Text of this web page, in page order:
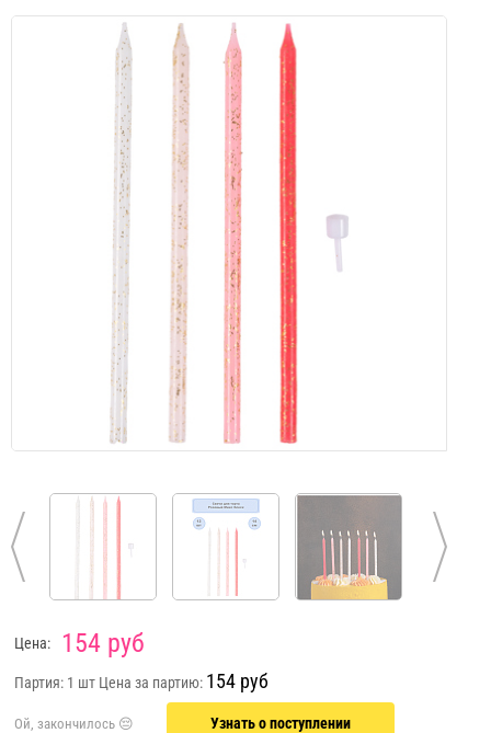
Цена: 154 руб
Партия: 1 шт Цена за партию: 154 руб
Узнать о поступлении